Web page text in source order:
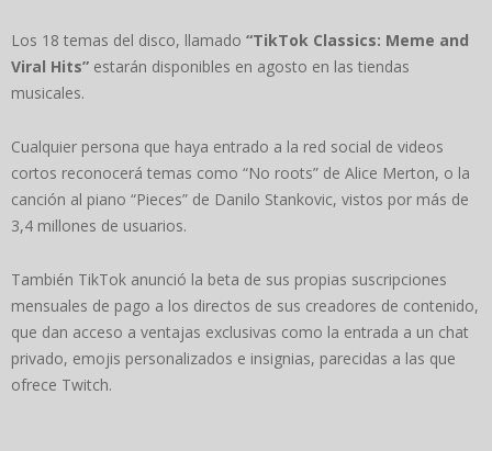
Los 18 temas del disco, llamado “TikTok Classics: Meme and
Viral Hits” estarán disponibles en agosto en las tiendas
musicales.
Cualquier persona que haya entrado a la red social de videos
cortos reconocerá temas como “No roots” de Alice Merton, o la
canción al piano “Pieces” de Danilo Stankovic, vistos por más de
3,4 millones de usuarios.
También TikTok anunció la beta de sus propias suscripciones
mensuales de pago a los directos de sus creadores de contenido,
que dan acceso a ventajas exclusivas como la entrada a un chat
privado, emojis personalizados e insignias, parecidas a las que
ofrece Twitch.